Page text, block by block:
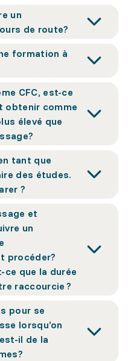
un
de route?
formation à
CFC, est-ce
obtenir comme
élevé que
tant que
des études.
?
et
un
procéder?
ce que la durée
raccourcie ?
pour se
lorsqu’on
il de la